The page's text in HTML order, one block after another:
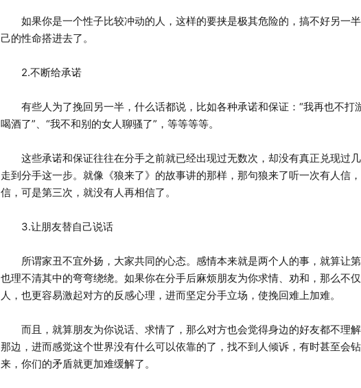
如果你是一个性子比较冲动的人，这样的要挟是极其危险的，搞不好另一
己的性命搭进去了。
2.不断给承诺
有些人为了挽回另一半，什么话都说，比如各种承诺和保证：“我再也不打
喝酒了”、“我不和别的女人聊骚了”，等等等等。
这些承诺和保证往往在分手之前就已经出现过无数次，却没有真正兑现过
走到分手这一步。就像《狼来了》的故事讲的那样，那句狼来了听一次有人信
信，可是第三次，就没有人再相信了。
3.让朋友替自己说话
所谓家丑不宜外扬，大家共同的心态。感情本来就是两个人的事，就算让
也理不清其中的弯弯绕绕。如果你在分手后麻烦朋友为你求情、劝和，那么不
人，也更容易激起对方的反感心理，进而坚定分手立场，使挽回难上加难。
而且，就算朋友为你说话、求情了，那么对方也会觉得身边的好友都不理
那边，进而感觉这个世界没有什么可以依靠的了，找不到人倾诉，有时甚至会
来，你们的矛盾就更加难缓解了。